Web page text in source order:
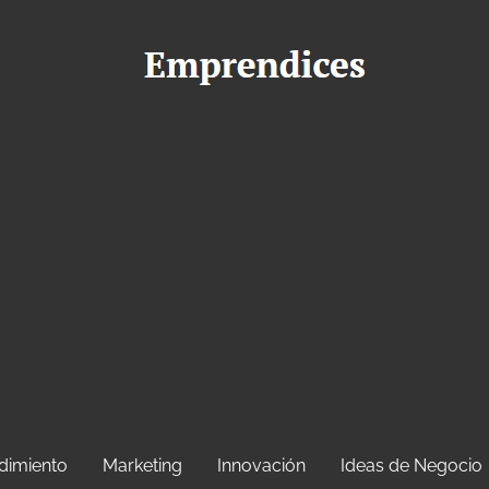
Marketing Innovación Ideas de Negocio